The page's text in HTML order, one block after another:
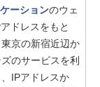
ーションのウェ
ドレスをもと
京の新宿近辺か
のサービスを利
IPアドレスか